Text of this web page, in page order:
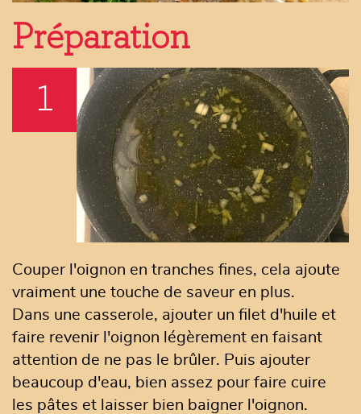
Préparation
1
Couper l'oignon en tranches fines, cela ajoute
vraiment une touche de saveur en plus.
Dans une casserole, ajouter un filet d'huile et
faire revenir l'oignon légèrement en faisant
attention de ne pas le brûler. Puis ajouter
beaucoup d'eau, bien assez pour faire cuire
les pâtes et laisser bien baigner l'oignon.